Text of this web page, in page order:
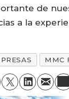
de
a la
MMC